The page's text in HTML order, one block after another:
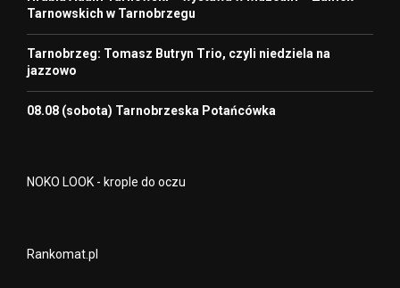
Tarnowskich w Tarnobrzegu
Tarnobrzeg: Tomasz Butryn Trio, czyli niedziela na
jazzowo
08.08 (sobota) Tarnobrzeska Potańcówka
NOKO LOOK - krople do oczu
Rankomat.pl